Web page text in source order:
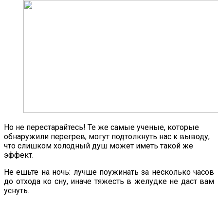
Но не перестарайтесь! Те же самые ученые, которые
обнаружили перегрев, могут подтолкнуть нас к выводу,
что слишком холодный душ может иметь такой же
эффект.
Не ешьте на ночь: лучше поужинать за несколько часов
до отхода ко сну, иначе тяжесть в желудке не даст вам
уснуть.